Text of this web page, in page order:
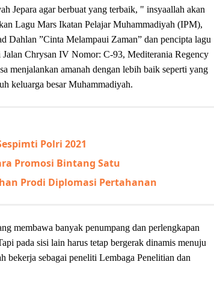
Jepara agar berbuat yang terbaik, " insyaallah akan
Lagu Mars Ikatan Pelajar Muhammadiyah (IPM),
Dahlan ”Cinta Melampaui Zaman” dan pencipta lagu
Chrysan IV Nomor: C-93, Mediterania Regency
menjalankan amanah dengan lebih baik seperti yang
keluarga besar Muhammadiyah.
Polri 2021
Promosi Bintang Satu
Prodi Diplomasi Pertahanan
membawa banyak penumpang dan perlengkapan
pada sisi lain harus tetap bergerak dinamis menuju
bekerja sebagai peneliti Lembaga Penelitian dan